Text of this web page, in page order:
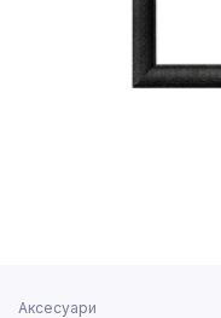
Аксесуари